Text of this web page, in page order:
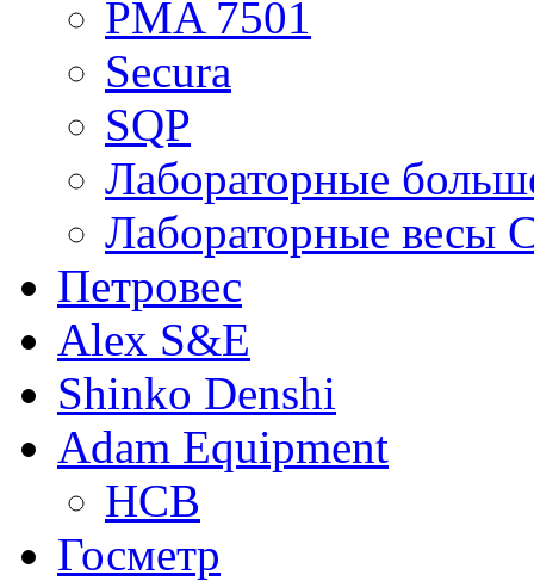
PMA 7501
Secura
SQP
Лабораторные
Лабораторные весы
Петровес
Alex S&E
Shinko Denshi
Adam Equipment
HCB
Госметр